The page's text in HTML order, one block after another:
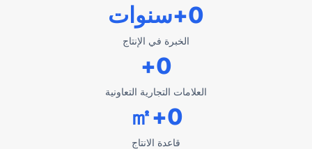
الخبرة في الإنتاج
0+سنوات
العلامات التجارية التعاونية
0
+
قاعدة الانتاج
0
+㎡